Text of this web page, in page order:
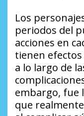
Los
periodos del
acciones en
tienen
a lo largo de
embargo, fue
que